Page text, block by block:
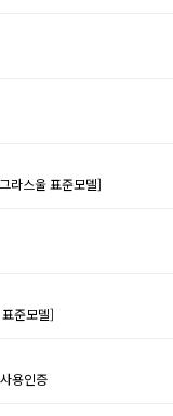
라스울 표준모델]
준모델]
용인증